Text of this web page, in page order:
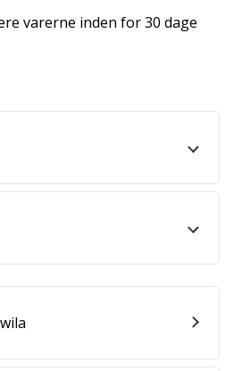
varerne inden for 30 dage